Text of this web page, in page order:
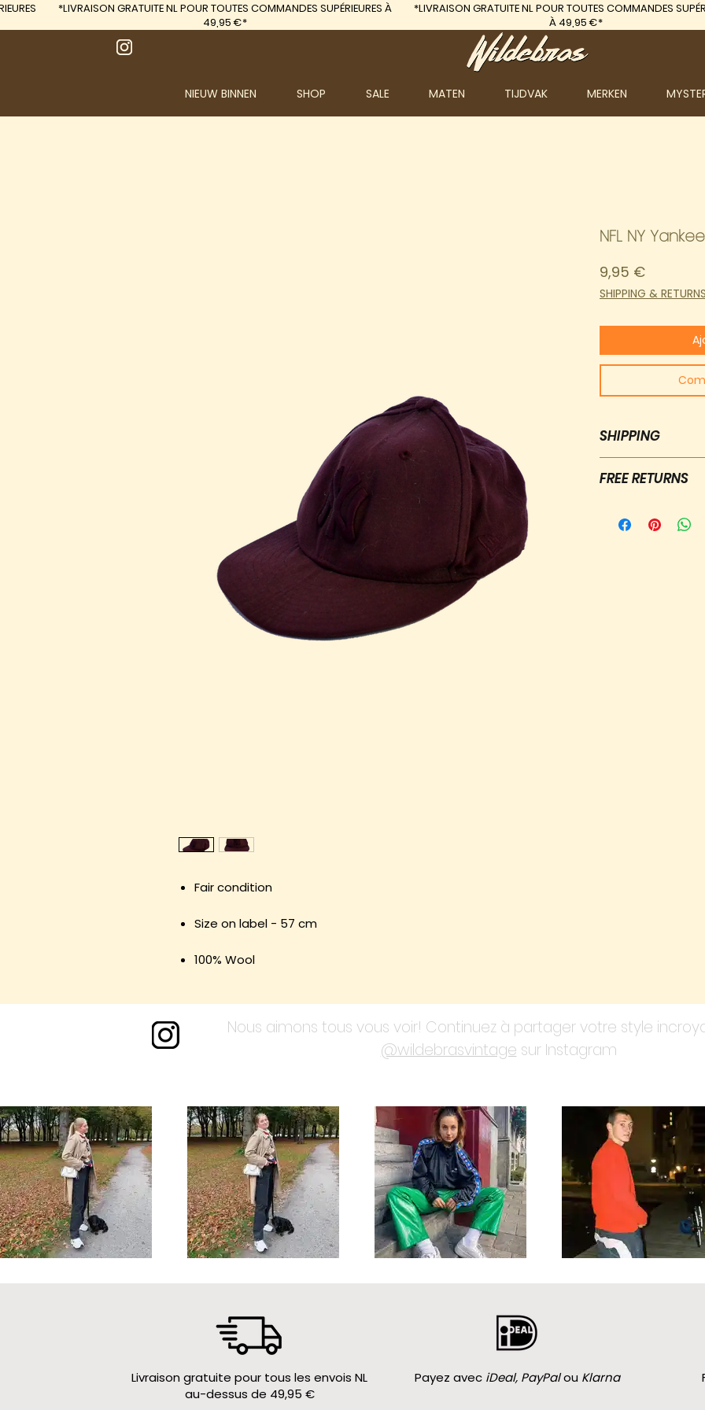
NIEUW BINNEN SHOP SALE MATEN TIJDVAK MERKEN
*LIVRAISON GRATUITENL POUR TOUTES COMMANDES SUPÉRIEURES À
49,95 €*
*LIVRAISON GRATUITENL POUR TOUTES COMMANDES
À 49,95 €*
Fair condition
Size on label - 57 cm
100% Wool
NFL NY
9,95 €Prix
SHIPPING & RETURNS
SHIPPING
Shipping:
Delivery time: 1
100% zero
FREE RETURNS
package
Nous aimons tous vous voir! Continuez à partager votre style
@wildebrasvintage sur Instagram
Livraison gratuite pour tous les envois NL
au-dessus de 49,95 €
Payez avec iDeal, PayPalou Klarna